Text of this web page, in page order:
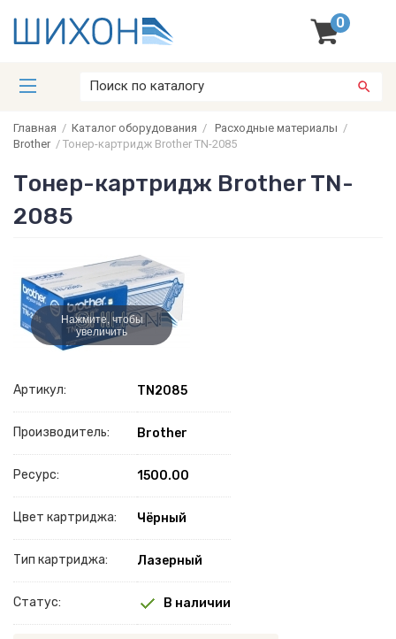
0
Главная / Каталог оборудования / Расходные материалы /
Brother/ Тонер-картридж Brother TN-2085
Тонер-картридж Brother TN-
2085
Нажмите, чтобы
увеличить
Артикул: TN2085
Производитель: Brother
Ресурс: 1500.00
Цвет картриджа: Чёрный
Тип картриджа: Лазерный
Статус: В наличии